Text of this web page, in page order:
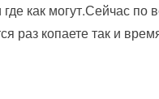
как могут.Сейчас
раз копаете так и